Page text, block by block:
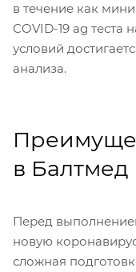
в течение как
COVID-19 ag теста
условий
анализа.
в Балтмед
Перед
новую
сложная